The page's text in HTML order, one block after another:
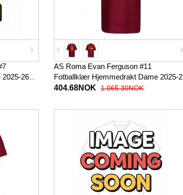
26
AS Roma Evan Ferguson #11
Fotballklær Hjemmedrakt Dame 2025-26
Kortermet
404.68NOK 1.065.30NOK